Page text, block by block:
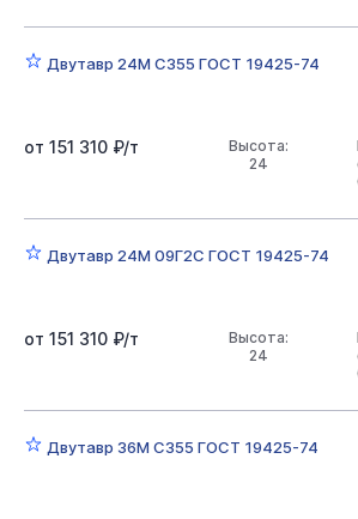
Двутавр 24М С355 ГОСТ 19425-74
Высота:
24
от 151 310 ₽/т
Двутавр 24М 09Г2С ГОСТ 19425-74
Высота:
24
от 151 310 ₽/т
Двутавр 36М С355 ГОСТ 19425-74